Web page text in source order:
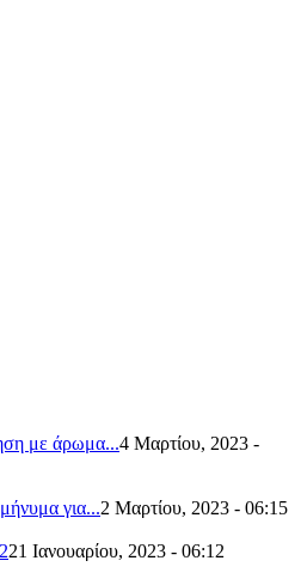
με άρωμα...4 Μαρτίου, 2023 -
για...2 Μαρτίου, 2023 - 06:15
21 Ιανουαρίου, 2023 - 06:12